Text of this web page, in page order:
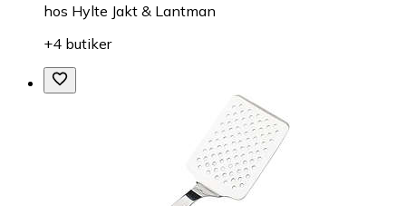
hos Hylte Jakt & Lantman
+4 butiker